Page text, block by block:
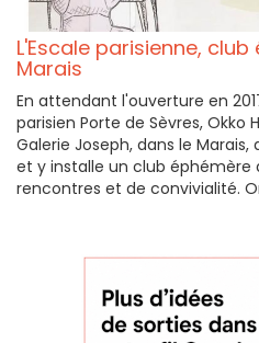
L'Escale parisienne,
Marais
En attendant l'ouverture en
parisien Porte de Sèvres, Okko
Galerie Joseph, dans le Marais,
et y installe un club éphémère
rencontres et de convivialité.